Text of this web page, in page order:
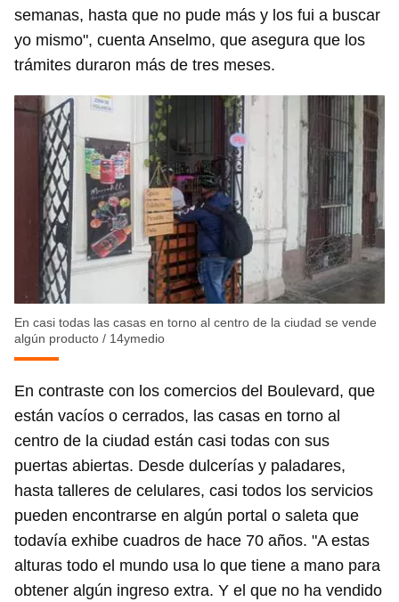
Guardar como favorito
Para poder guardar como favorito, primero has de
iniciar sesión con tu cuenta de 14ymedio.
CANCELAR
semanas, hasta que no pude más y los fui a buscar
yo mismo", cuenta Anselmo, que asegura que los
trámites duraron más de tres meses.
En casi todas las casas en torno al centro de la ciudad se vende
algún producto / 14ymedio
En contraste con los comercios del Boulevard, que
están vacíos o cerrados, las casas en torno al
centro de la ciudad están casi todas con sus
puertas abiertas. Desde dulcerías y paladares,
hasta talleres de celulares, casi todos los servicios
pueden encontrarse en algún portal o saleta que
todavía exhibe cuadros de hace 70 años. "A estas
alturas todo el mundo usa lo que tiene a mano para
obtener algún ingreso extra. Y el que no ha vendido